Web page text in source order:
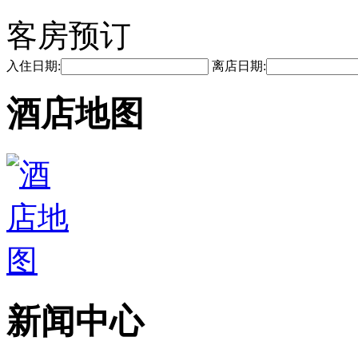
客房预订
入住日期: 离店日期:
酒店地图
新闻中心